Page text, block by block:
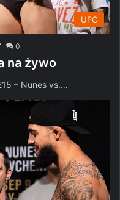
UFC
0
na żywo
– Nunes vs.…